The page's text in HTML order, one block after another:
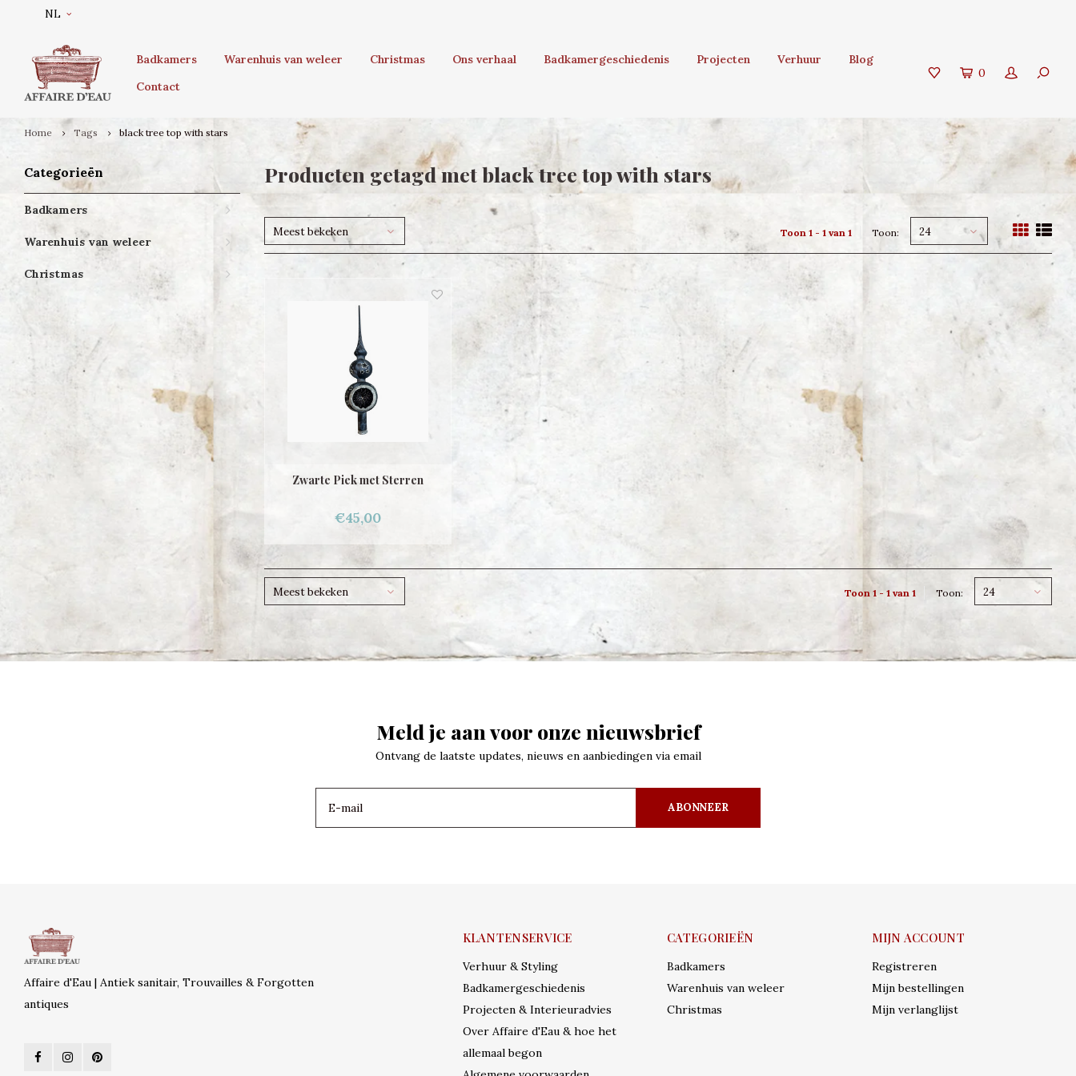
NL
Badkamers Warenhuis van weleer Christmas Ons verhaal Badkamergeschiedenis Projecten Verhuur
Blog
Contact
0
Home Tags black tree top with stars
Categorieën
Badkamers
Warenhuis van weleer
Christmas
Producten getagd met black tree top with stars
Meest bekeken Toon 1 - 1 van 1 Toon: 24
Zwarte Piek met Sterren
€45,00
Meest bekeken Toon 1 - 1 van 1 Toon: 24
Meld je aan voor onze nieuwsbrief
Ontvang de laatste updates, nieuws en aanbiedingen via email
ABONNEER
Affaire d'Eau | Antiek sanitair, Trouvailles & Forgotten
antiques
KLANTENSERVICE
Verhuur & Styling
Badkamergeschiedenis
Projecten & Interieuradvies
Over Affaire d'Eau & hoe het
allemaal begon
CATEGORIEËN
Badkamers
Warenhuis van weleer
Christmas
MIJN ACCOUNT
Registreren
Mijn bestellingen
Mijn verlanglijst